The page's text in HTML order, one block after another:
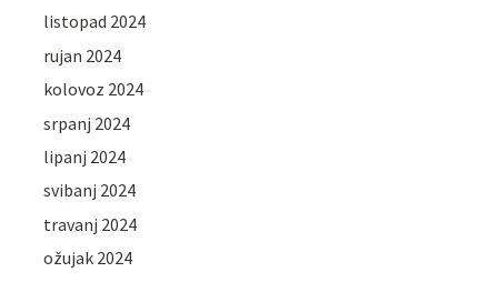
listopad 2024
rujan 2024
kolovoz 2024
srpanj 2024
lipanj 2024
svibanj 2024
travanj 2024
ožujak 2024